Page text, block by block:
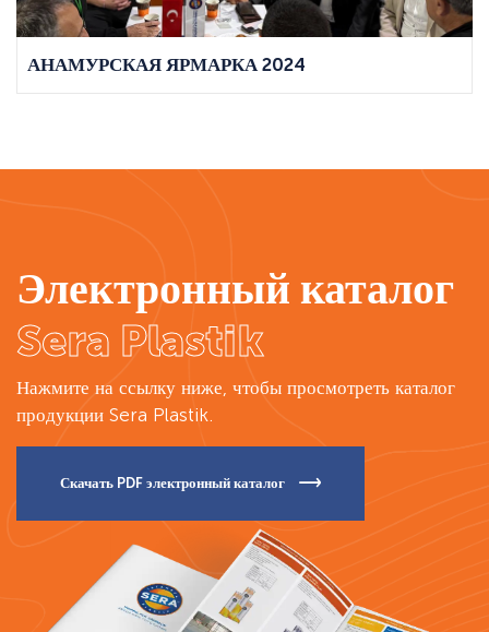
АНАМУРСКАЯ ЯРМАРКА 2024
Электронный каталог
Sera Plastik
Нажмите на ссылку ниже, чтобы просмотреть каталог
продукции Sera Plastik.
Скачать PDF электронный каталог